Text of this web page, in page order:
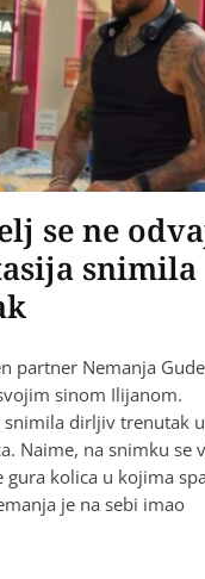
se ne
snimila
partner Nemanja
sinom Ilijanom.
dirljiv trenutak u
Naime, na snimku se
kolica u kojima
je na sebi imao